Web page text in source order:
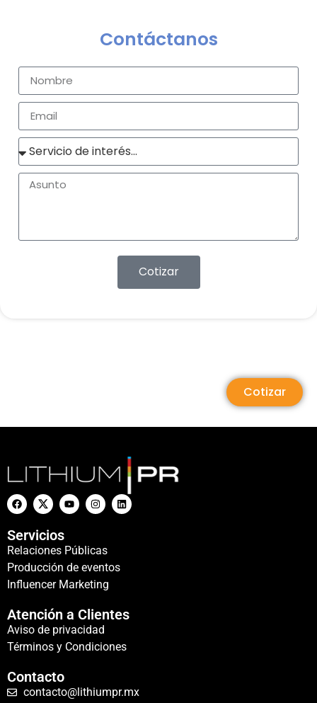
Contáctanos
Cotizar
Cotizar
Servicios
Relaciones Públicas
Producción de eventos
Influencer Marketing
Atención a Clientes
Aviso de privacidad
Términos y Condiciones
Contacto
contacto@lithiumpr.mx